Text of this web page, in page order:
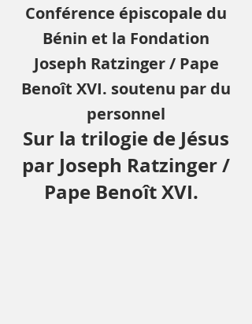
Conférence épiscopale du
Bénin et la Fondation
Joseph Ratzinger / Pape
Benoît XVI. soutenu par du
personnel
Sur la trilogie de Jésus
par Joseph Ratzinger /
Pape Benoît XVI.